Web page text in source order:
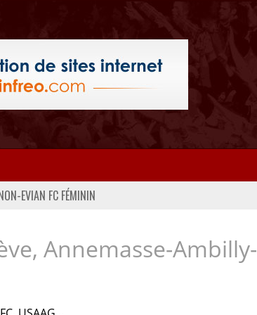
EVIAN FC FÉMININ
Annemasse-Ambilly-